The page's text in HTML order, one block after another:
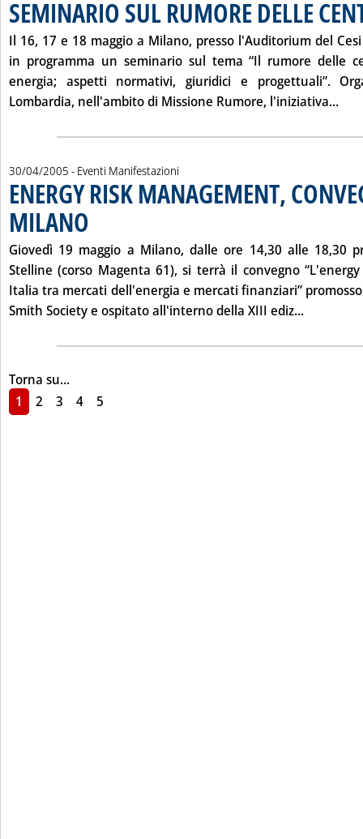
SEMINARIO SUL RUMORE DELLE
Il 16, 17 e 18 maggio a Milano, presso l'Auditorium del
in programma un seminario sul tema “Il rumore delle
energia; aspetti normativi, giuridici e progettuali”.
Lombardia, nell'ambito di Missione Rumore, l'iniziativa...
30/04/2005 - Eventi Manifestazioni
ENERGY RISK MANAGEMENT,
MILANO
Giovedì 19 maggio a Milano, dalle ore 14,30 alle 18,30
Stelline (corso Magenta 61), si terrà il convegno
Italia tra mercati dell'energia e mercati finanziari”
Smith Society e ospitato all'interno della XIII ediz...Leggi
Torna su...
1
2 3 4 5